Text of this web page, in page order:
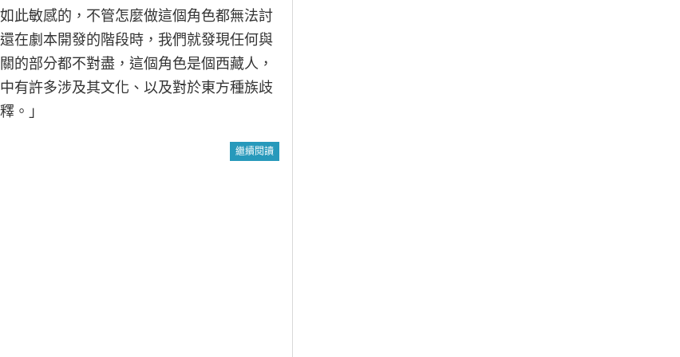
此敏感的，不管怎麼做這個角色都無法討
在劇本開發的階段時，我們就發現任何與
的部分都不對盡，這個角色是個西藏人，
有許多涉及其文化、以及對於東方種族歧
。」
繼續閱讀